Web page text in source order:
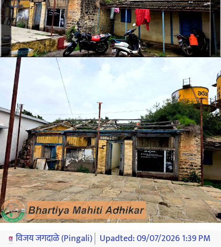
विजय जगदाळे (Pingali) Upadted:09/07/2026 1:39 PM